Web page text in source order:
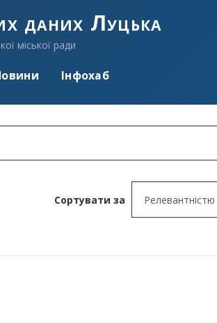
даних Луцька
міської ради
Інфохаб
Сортувати за